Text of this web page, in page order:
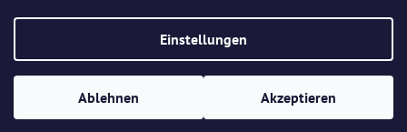
Einstellungen
Ablehnen Akzeptieren
Erstellt von Shoptet
Copyright 2026PĚKNÁ KLASIKA
. Alle Rechte vorbehalten.
Cookie-Einstellungen ändern